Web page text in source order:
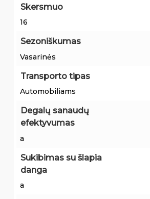
Skersmuo
16
Sezoniškumas
Vasarinės
Transporto tipas
Automobiliams
Degalų sanaudų
efektyvumas
a
Sukibimas su šlapia
danga
a